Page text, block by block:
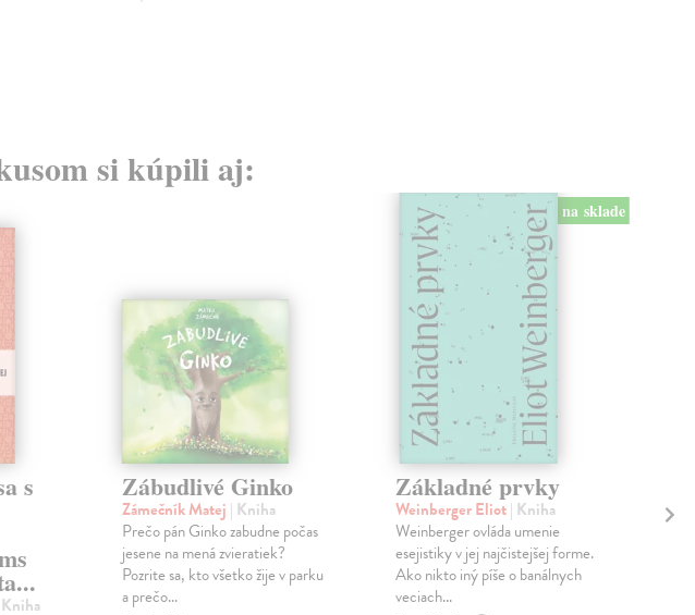
si kúpili aj:
s Zábudlivé Ginko
Zámečník Matej | Kniha
Prečo pán Ginko zabudne počas
jesene na mená zvieratiek?
Pozrite sa, kto všetko žije v parku
a prečo...
na sklade
Základné prvky
Weinberger Eliot| Kniha
Weinberger ovláda umenie
esejistiky v jej najčistejšej forme.
Ako nikto iný píše o banálnych
veciach...